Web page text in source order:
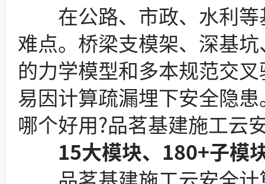
在公路、市政、水利等
难点。桥梁支模架、深基
的力学模型和多本规范交
易因计算疏漏埋下安全隐
哪个好用?品茗基建施工云
15大模块、180+子模